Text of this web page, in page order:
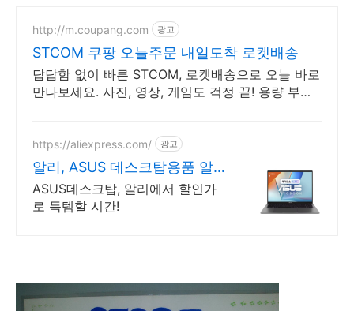
http://m.coupang.com 광고
STCOM 쿠팡 오늘주문 내일도착 로켓배송
답답함 없이 빠른 STCOM, 로켓배송으로 오늘 바로
만나보세요. 사진, 영상, 게임도 걱정 끝! 용량 부족
https://aliexpress.com/ 광고
알리, ASUS 데스크탑용품 알
리에서 만나요
ASUS데스크탑, 알리에서 할인가
로 득템할 시간!